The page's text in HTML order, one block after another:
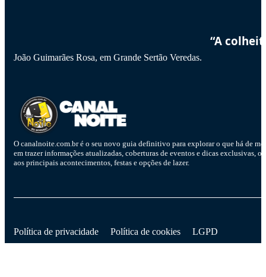
“A
João Guimarães Rosa, em Grande Sertão Veredas.
O canalnoite.com.br é o seu novo guia definitivo para explorar o que há de
em trazer informações atualizadas, coberturas de eventos e dicas exclusivas,
aos principais acontecimentos, festas e opções de lazer.
Política de privacidade Política de cookies LGPD